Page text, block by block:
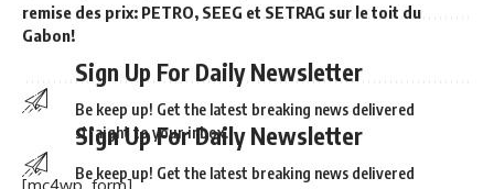
Sign Up For Daily Newsletter
Be keep up! Get the latest breaking news delivered
straight to your inbox.
remise des prix: PETRO, SEEG et SETRAG sur le toit du
Gabon!
Sign Up For Daily Newsletter
Be keep up! Get the latest breaking news delivered